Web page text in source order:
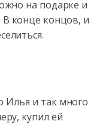
на подарке и
В конце концов, и
Илья и так много
купил ей